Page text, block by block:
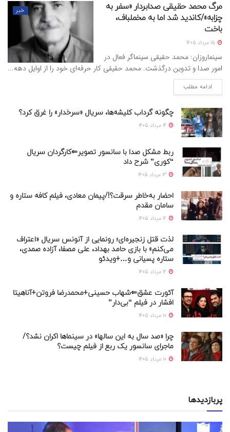
خبر
مرگ محمد حقیقی صدابردار «سفر به
چزابه»/کاندید شد اما به مخملباف،
باخت
سینماروزان: محمد حقیقی سینماگر فعال در
امور صدا و تدوین درگذشت. محمد حقیقی کار حرفه‌ای خود را از اوایل دهه...
ادامه مطلب
چگونه گرداب کلیشه‌ها، سریال «سرخدار» را غرق کرد؟
ربط مشکل صدا با سانسور تصویر⇐کارگردان سریال
“کوری” شرح داد
احضار به‌خاطر سرقت؟!/پیمان معادی، فیلم کافه ستاره و
سامان مقدم
لذت قتل زنجیره‌ای؛ رونمایی از آنونس سریال «اعتراف
می‌کنم» با بازی حامد بهداد، علی مصفا، آزاده صمدی،
ستاره پسیانی و…+ویدئو
آئورت عشق⇐شهاب حسینی+محمدرضا فروتن+آناهیتا
افشار در فیلم “بی‌دار”
چرا «صد سال به این سالها» در سینماها اکران نشد؟/
ماجرای سانسور یک ربع از فیلم چیست؟
پربازدیدها